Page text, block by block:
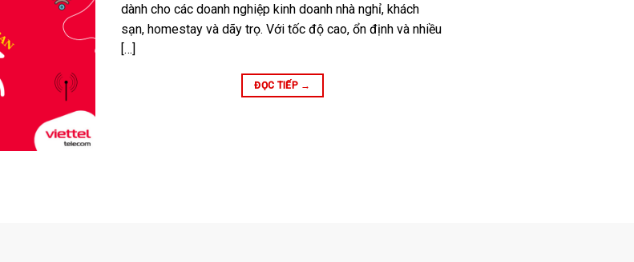
dành cho các doanh nghiệp kinh doanh nhà nghỉ, khách
sạn, homestay và dãy trọ. Với tốc độ cao, ổn định và nhiều
[…]
ĐỌC TIẾP →